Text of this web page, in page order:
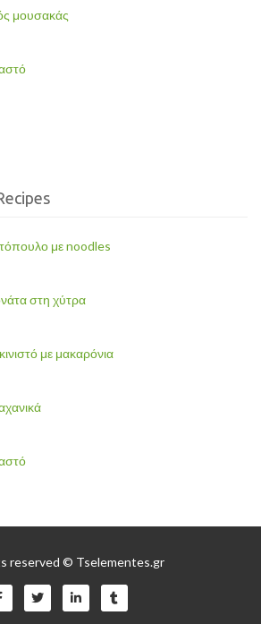
μουσακάς
με noodles
στη χύτρα
με μακαρόνια
reserved © Tselementes.gr